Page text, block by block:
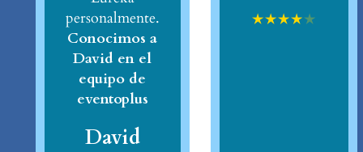
personalmente.
Conocimos a
David en el
equipo de
eventoplus
David
★★★★★